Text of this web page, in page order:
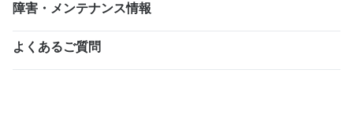
障害・メンテナンス情報
よくあるご質問